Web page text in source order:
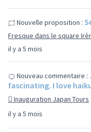
il y a 5 mois
Nouvelle proposition :
Fresque dans le square
il y a 5 mois
Nouveau commentaire :
fascinating. I love
 Inauguration Japan Tours